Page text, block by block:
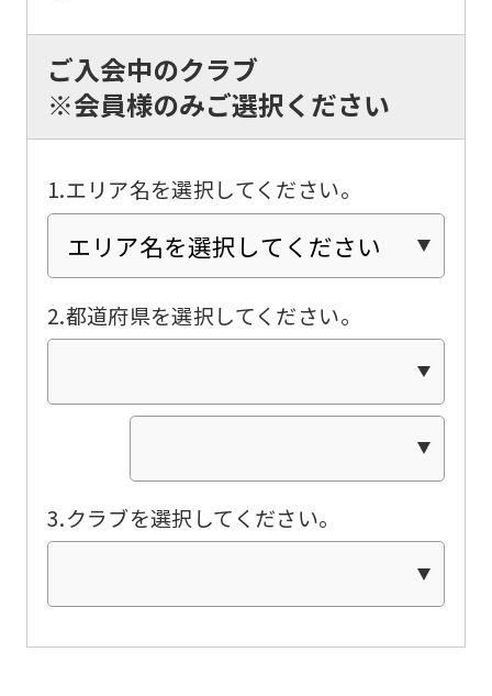
ご入会中のクラブ
※会員様のみご選択ください
1.エリア名を選択してください。
2.都道府県を選択してください。
3.クラブを選択してください。
website
is
automatically
translated
into
English.
Click
the
link
return
the
top